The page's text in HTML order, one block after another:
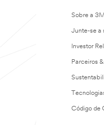
Sobre a 3M
Junte-se a
Investor
Parceiros
Código de